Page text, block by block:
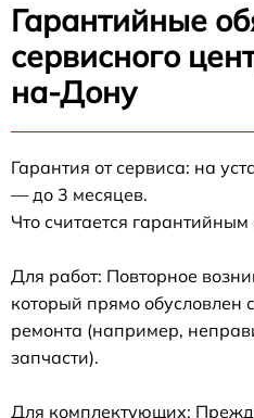
Гарантийные
сервисного
на-Дону
Гарантия от сервиса: на
— до 3 месяцев.
Что считается гарантийным
Для работ: Повторное
который прямо обусловлен
ремонта (например,
запчасти).
Для комплектующих: